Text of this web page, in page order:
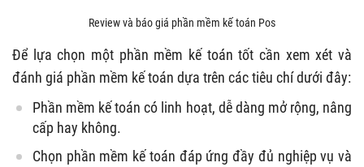
Review và báo giá phần mềm kế toán Pos
Để lựa chọn một phần mềm kế toán tốt cần xem xét và
đánh giá phần mềm kế toán dựa trên các tiêu chí dưới đây:
Phần mềm kế toán có linh hoạt, dễ dàng mở rộng, nâng
cấp hay không.
Chọn phần mềm kế toán đáp ứng đầy đủ nghiệp vụ và